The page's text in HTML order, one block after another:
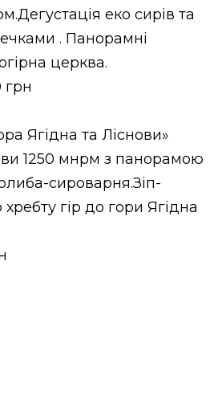
еко сирів та
. Панорамні
церква.
грн
Ягідна та Ліснови»
1250 мнрм з панорамою
сироварня.Зіп-
гір до гори Ягідна